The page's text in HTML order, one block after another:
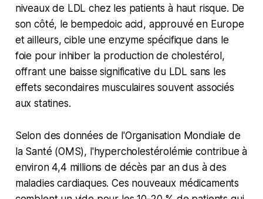
niveaux de LDL chez les patients à haut risque. De
son côté, le bempedoic acid, approuvé en Europe
et ailleurs, cible une enzyme spécifique dans le
foie pour inhiber la production de cholestérol,
offrant une baisse significative du LDL sans les
effets secondaires musculaires souvent associés
aux statines.
Selon des données de l'Organisation Mondiale de
la Santé (OMS), l'hypercholestérolémie contribue à
environ 4,4 millions de décès par an dus à des
maladies cardiaques. Ces nouveaux médicaments